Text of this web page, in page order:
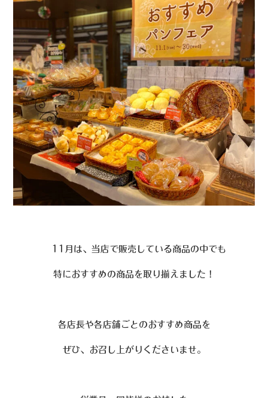
11月は、当店で販売している商品の中でも
特におすすめの商品を取り揃えました！
各店長や各店舗ごとのおすすめ商品を
ぜひ、お召し上がりくださいませ。